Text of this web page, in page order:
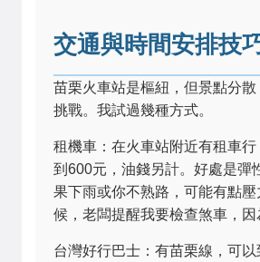
交通與時間安排技
苗栗火車站是樞紐，但景點分
挑戰。我試過幾種方式。
租機車：在火車站附近有租車
到600元，油錢另計。好處是彈
果下雨或你不熟路，可能有點
候，老闆提醒我要檢查煞車，因
台灣好行巴士：有苗栗線，可以